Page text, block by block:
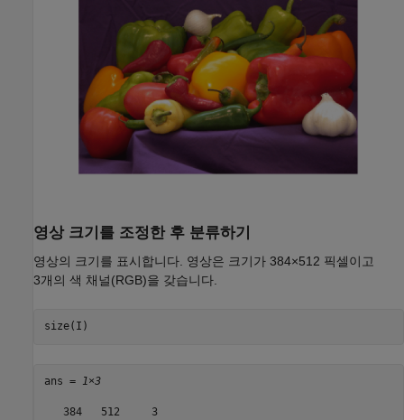
영상 크기를 조정한 후 분류하기
영상의 크기를 표시합니다. 영상은 크기가 384×512 픽셀이고
3개의 색 채널(RGB)을 갖습니다.
size(I)
ans = 1×3
   384   512     3